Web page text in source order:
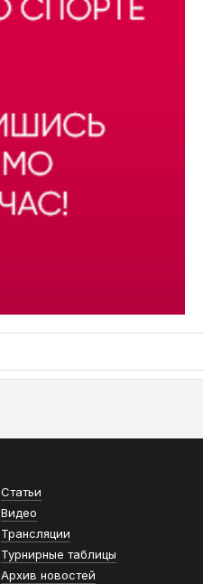
Статьи
Видео
Трансляции
Турнирные таблицы
Архив новостей